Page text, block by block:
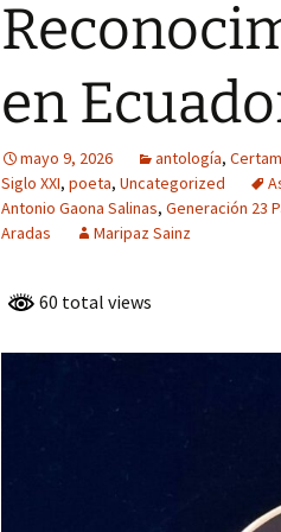
PARNASO
FRANCISCO
ANGULO,
LA
PARNASO
IRENE
MARTÍNEZ,
LA
PARNASO
MARGARITA
SOTO –
en
mayo 9, 2026 antología,
Siglo XXI, poeta, Uncategorized
Antonio Gaona Salinas, Generación 23
Aradas
Maripaz Sainz
60 total views